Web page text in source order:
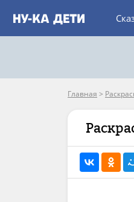
Главная >